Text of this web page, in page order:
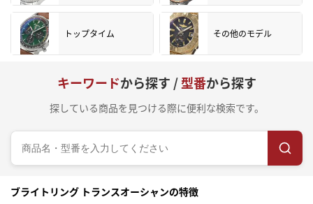
トップタイム その他のモデル
キーワードから探す /型番から探す
探している商品を見つける際に便利な検索です。
ブライトリング トランスオーシャンの特徴